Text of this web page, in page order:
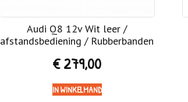
Audi Q8 12v Wit leer /
afstandsbediening / Rubberbanden
€279,00
IN WINKELMAND